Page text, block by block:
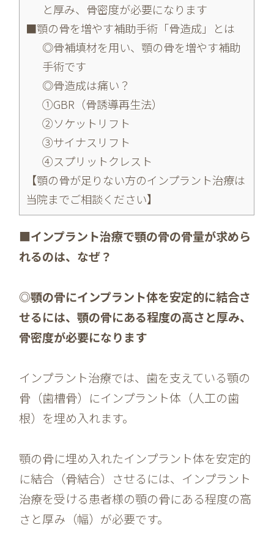
と厚み、骨密度が必要になります
■顎の骨を増やす補助手術「骨造成」とは
◎骨補填材を用い、顎の骨を増やす補助
手術です
◎骨造成は痛い？
①GBR（骨誘導再生法）
②ソケットリフト
③サイナスリフト
④スプリットクレスト
【顎の骨が足りない方のインプラント治療は
当院までご相談ください】
■インプラント治療で顎の骨の骨量が求めら
れるのは、なぜ？
◎顎の骨にインプラント体を安定的に結合さ
せるには、顎の骨にある程度の高さと厚み、
骨密度が必要になります
インプラント治療では、歯を支えている顎の
骨（歯槽骨）にインプラント体（人工の歯
根）を埋め入れます。
顎の骨に埋め入れたインプラント体を安定的
に結合（骨結合）させるには、インプラント
治療を受ける患者様の顎の骨にある程度の高
さと厚み（幅）が必要です。